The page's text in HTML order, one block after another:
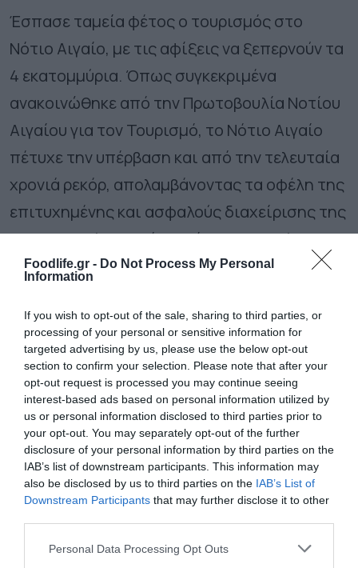
Foodlife.gr - Do Not Process My Personal
Information
If you wish to opt-out of the sale, sharing to third parties, or
processing of your personal or sensitive information for
targeted advertising by us, please use the below opt-out
section to confirm your selection. Please note that after your
opt-out request is processed you may continue seeing
interest-based ads based on personal information utilized by
us or personal information disclosed to third parties prior to
your opt-out. You may separately opt-out of the further
disclosure of your personal information by third parties on the
IAB’s list of downstream participants. This information may
also be disclosed by us to third parties on the IAB’s List of
Downstream Participants that may further disclose it to other
Please note that this website/app uses one or more Google
Personal Data Processing Opt Outs
Έσπασε ταμεία φέτος ο τουρισμός στο
Νότιο Αιγαίο, με τις αφίξεις να ξεπερνούν τα
4 εκατομμύρια. Όπως συγκεκριμένα
ανακοινώθηκε από την Πρωτοβουλία Νοτίου
Αιγαίου για τον Τουρισμό, το Νότιο Αιγαίο
πέτυχε την υπέρβαση και από την τελευταία
χρονιά ρεκόρ, απολαμβάνοντας τα οφέλη της
επιτυχημένης και ασφαλούς διαχείρισης της
υγειονομικής και κάθε κρίσης που κλήθηκε
να αντιμετωπίσει. Η τουριστική περίοδος
του 2019.
Νότιο Αιγαίο τουρισμός:
Ρόδος, Κως, Μύκονος και
Σαντορίνη σημειώνουν
ρεκόρ αφίξεων
Οι πρώτες είκοσι μέρες του Αυγούστου
κλείνουν με αύξηση 16%, σε σχέση πάντα με
το αντίστοιχο διάστημα του 2019,
σφραγίζοντας το 2022 ως την καλύτερη